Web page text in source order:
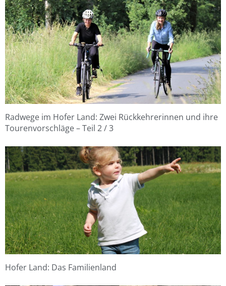
Radwege im Hofer Land: Zwei Rückkehrerinnen und ihre
Tourenvorschläge – Teil 2 / 3
Hofer Land: Das Familienland